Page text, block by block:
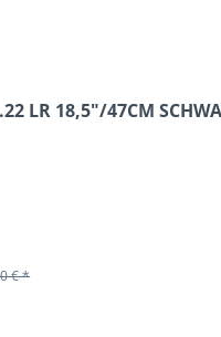
LR 18,5"/47CM
€ *